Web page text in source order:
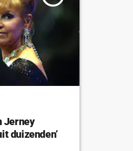
Jerney
duizenden’